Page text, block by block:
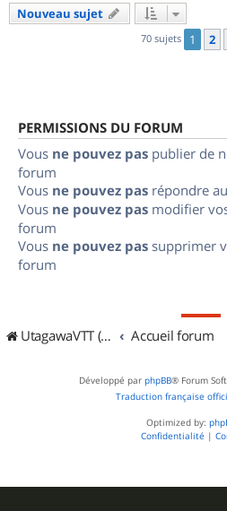
Nouveau sujet
70 sujets 1 2
PERMISSIONS DU FORUM
Vous ne pouvez pas publier de
forum
Vous ne pouvez pas répondre
Vous ne pouvez pas modifier
forum
Vous ne pouvez pas supprimer
forum
UtagawaVTT (Randos VTT et VTTAE avec traces GPS) Accueil forum
Développé par phpBB® Forum
Traduction française
Optimized by:
Confidentialité |